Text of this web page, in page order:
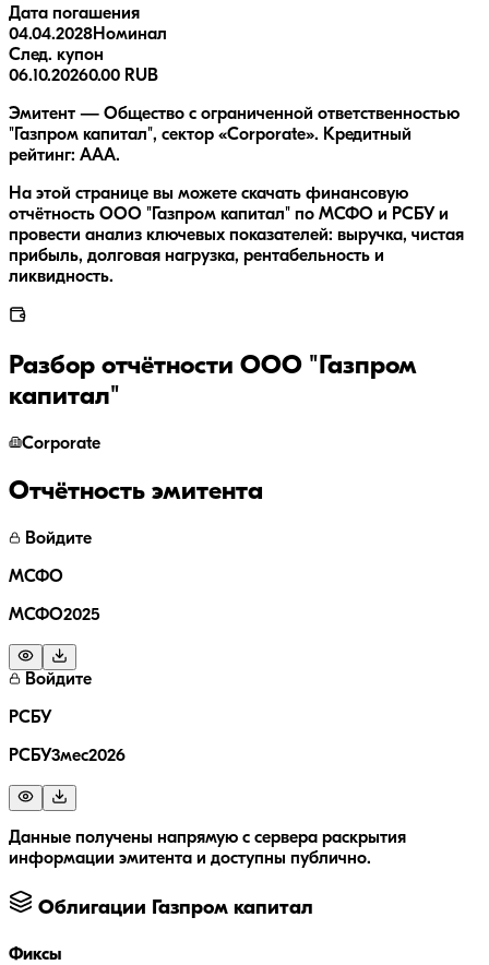
Дата погашения
04.04.2028Номинал
След. купон
06.10.20260.00 RUB
Эмитент — Общество с ограниченной ответственностью
"Газпром капитал", сектор «Corporate». Кредитный
рейтинг: AAA.
На этой странице вы можете скачать финансовую
отчётность ООО "Газпром капитал" по МСФО и РСБУ и
провести анализ ключевых показателей: выручка, чистая
прибыль, долговая нагрузка, рентабельность и
ликвидность.
Разбор отчётности ООО "Газпром
капитал"
Corporate
Отчётность эмитента
Войдите
МСФО
МСФО2025
Войдите
РСБУ
РСБУ3мес2026
Данные получены напрямую с сервера раскрытия
информации эмитента и доступны публично.
Облигации Газпром капитал
Фиксы